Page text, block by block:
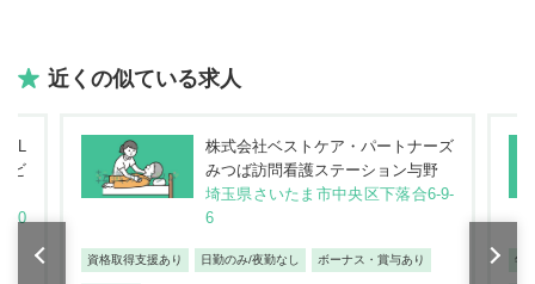
近くの似ている求人
L
ビ
20
株式会社ベストケア・パートナーズ
みつば訪問看護ステーション与野
埼玉県さいたま市中央区下落合6-9-
6
資格取得支援あり 日勤のみ/夜勤なし ボーナス・賞与あり 年